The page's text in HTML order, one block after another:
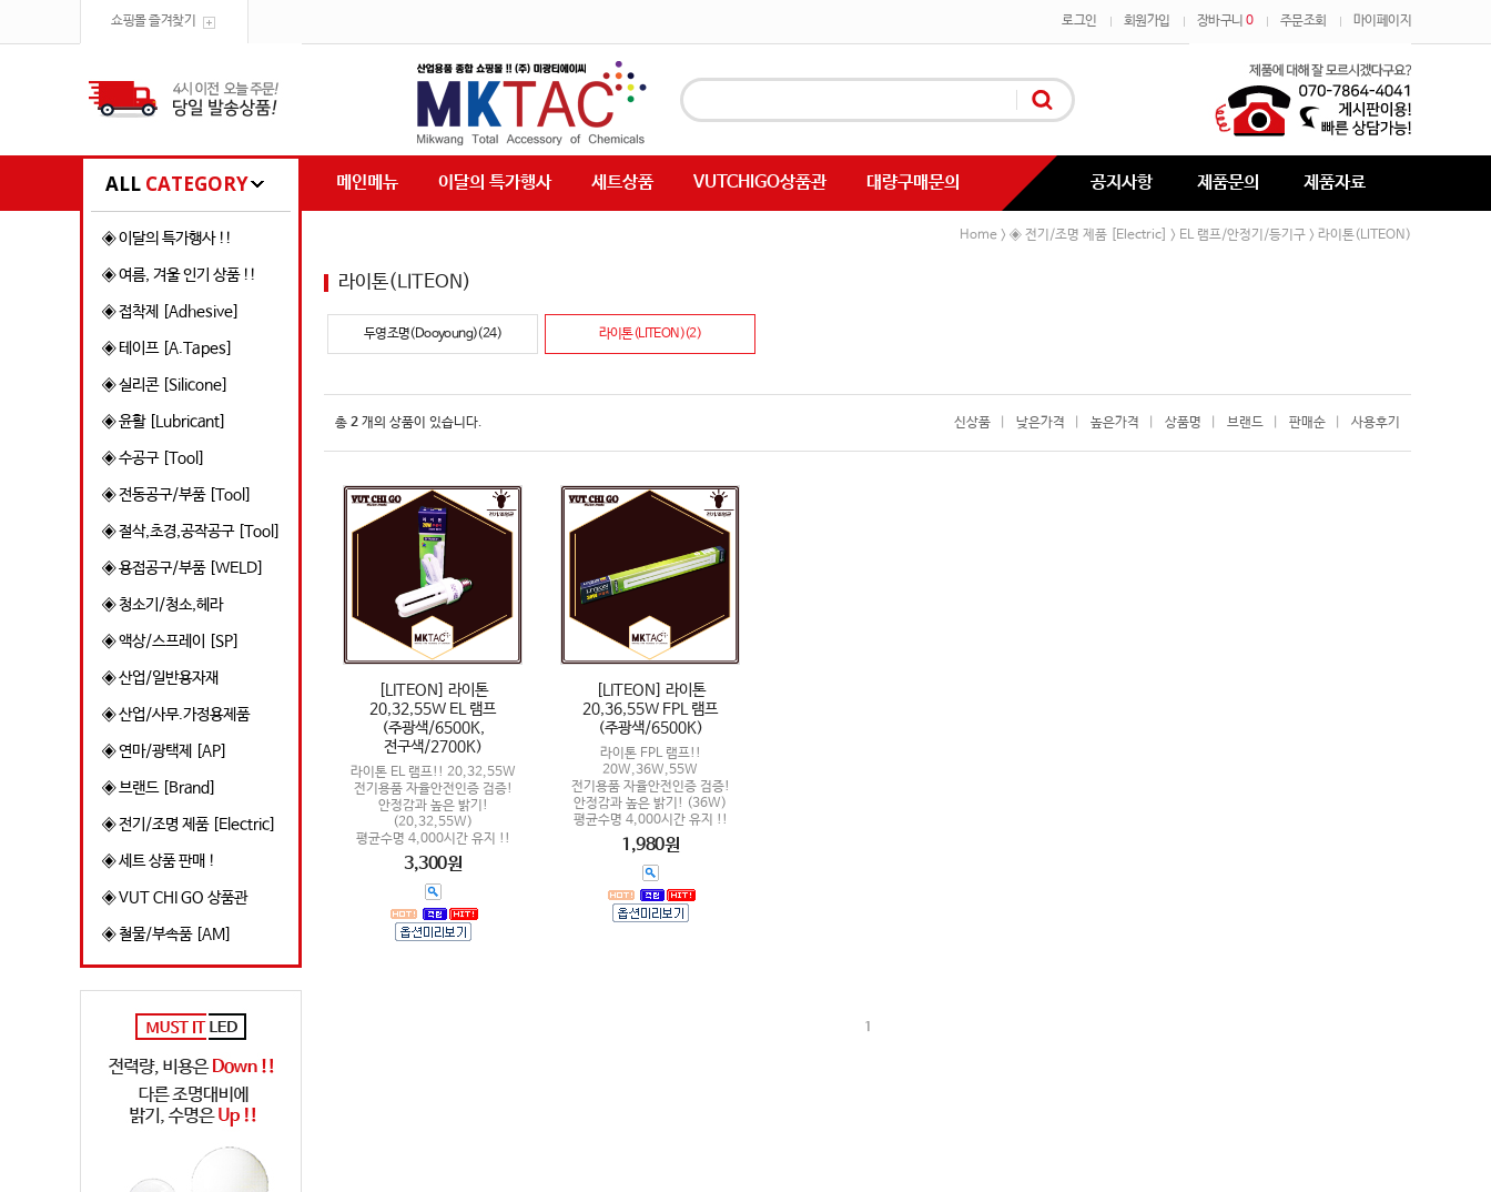
쇼핑몰 즐겨찾기 로그인 회원가입 장바구니 0 주문조회 마이페이지
ALL CATEGORY 메인메뉴 이달의 특가행사 세트상품 VUTCHIGO상품관 대량구매문의 공지사항 제품문의 제품자료
◈ 이달의 특가행사 !!
◈ 여름, 겨울 인기 상품 !!
◈ 접착제 [Adhesive]
◈ 테이프 [A.Tapes]
◈ 실리콘 [Silicone]
◈ 윤활 [Lubricant]
◈ 수공구 [Tool]
◈ 전동공구/부품 [Tool]
◈ 절삭,초경,공작공구 [Tool]
◈ 용접공구/부품 [WELD]
◈ 청소기/청소,헤라
◈ 액상/스프레이 [SP]
◈ 산업/일반용자재
◈ 산업/사무.가정용제품
◈ 연마/광택제 [AP]
◈ 브랜드 [Brand]
◈ 전기/조명 제품 [Electric]
◈ 세트 상품 판매 !
◈ VUT CHI GO 상품관
◈ 철물/부속품 [AM]
Home > ◈ 전기/조명 제품 [Electric] > EL 램프/안정기/등기구 > 라이톤(LITEON)
라이톤(LITEON)
두영조명(Dooyoung)(24) 라이톤(LITEON)(2)
총 2 개의 상품이 있습니다. 신상품 낮은가격 높은가격 상품명 브랜드 판매순 사용후기
[LITEON] 라이톤
20,32,55W EL 램프
(주광색/6500K,
전구색/2700K)
라이톤 EL 램프!! 20,32,55W
전기용품 자율안전인증 검증!
안정감과 높은 밝기!
(20,32,55W)
평균수명 4,000시간 유지 !!
3,300원
[LITEON] 라이톤
20,36,55W FPL 램프
(주광색/6500K)
라이톤 FPL 램프!!
20W,36W,55W
전기용품 자율안전인증 검증!
안정감과 높은 밝기! (36W)
평균수명 4,000시간 유지 !!
1,980원
1